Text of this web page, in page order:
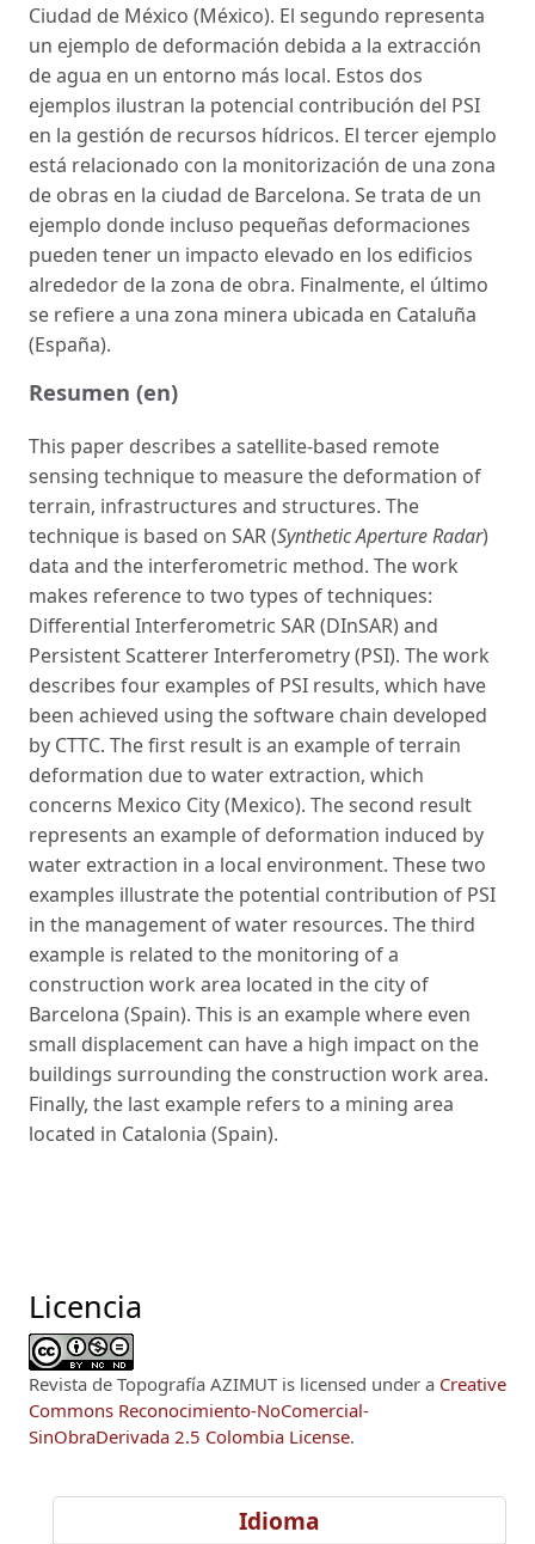
Ciudad de México (México). El segundo representa
un ejemplo de deformación debida a la extracción
de agua en un entorno más local. Estos dos
ejemplos ilustran la potencial contribución del PSI
en la gestión de recursos hídricos. El tercer ejemplo
está relacionado con la monitorización de una zona
de obras en la ciudad de Barcelona. Se trata de un
ejemplo donde incluso pequeñas deformaciones
pueden tener un impacto elevado en los edificios
alrededor de la zona de obra. Finalmente, el último
se refiere a una zona minera ubicada en Cataluña
(España).
Resumen (en)
This paper describes a satellite-based remote
sensing technique to measure the deformation of
terrain, infrastructures and structures. The
technique is based on SAR (Synthetic Aperture Radar)
data and the interferometric method. The work
makes reference to two types of techniques:
Differential Interferometric SAR (DInSAR) and
Persistent Scatterer Interferometry (PSI). The work
describes four examples of PSI results, which have
been achieved using the software chain developed
by CTTC. The first result is an example of terrain
deformation due to water extraction, which
concerns Mexico City (Mexico). The second result
represents an example of deformation induced by
water extraction in a local environment. These two
examples illustrate the potential contribution of PSI
in the management of water resources. The third
example is related to the monitoring of a
construction work area located in the city of
Barcelona (Spain). This is an example where even
small displacement can have a high impact on the
buildings surrounding the construction work area.
Finally, the last example refers to a mining area
located in Catalonia (Spain).
Licencia
Revista de Topografía AZIMUT is licensed under a Creative
Commons Reconocimiento-NoComercial-
SinObraDerivada 2.5 Colombia License.
Idioma